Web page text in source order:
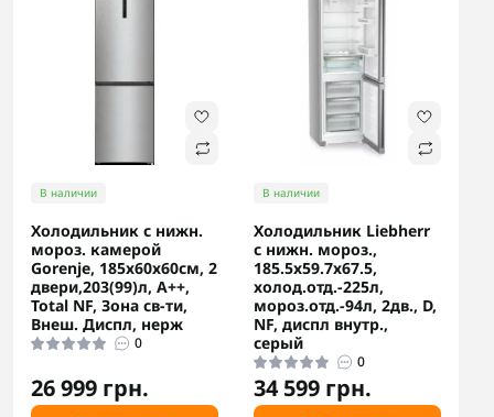
В наличии
Холодильник с нижн.
мороз. камерой
Gorenje, 185х60х60см, 2
двери,203(99)л, А++,
Total NF, Зона св-ти,
Внеш. Диспл, нерж
0
26 999 грн.
В наличии
Холодильник Liebherr
с нижн. мороз.,
185.5x59.7х67.5,
холод.отд.-225л,
мороз.отд.-94л, 2дв., D,
NF, диспл внутр.,
серый
0
34 599 грн.